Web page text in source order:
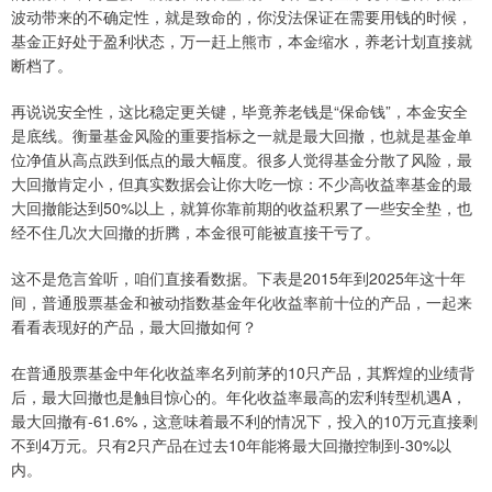
波动带来的不确定性，就是致命的，你没法保证在需要用钱的时候，
基金正好处于盈利状态，万一赶上熊市，本金缩水，养老计划直接就
断档了。
再说说安全性，这比稳定更关键，毕竟养老钱是“保命钱”，本金安全
是底线。衡量基金风险的重要指标之一就是最大回撤，也就是基金单
位净值从高点跌到低点的最大幅度。很多人觉得基金分散了风险，最
大回撤肯定小，但真实数据会让你大吃一惊：不少高收益率基金的最
大回撤能达到50%以上，就算你靠前期的收益积累了一些安全垫，也
经不住几次大回撤的折腾，本金很可能被直接干亏了。
这不是危言耸听，咱们直接看数据。下表是2015年到2025年这十年
间，普通股票基金和被动指数基金年化收益率前十位的产品，一起来
看看表现好的产品，最大回撤如何？
在普通股票基金中年化收益率名列前茅的10只产品，其辉煌的业绩背
后，最大回撤也是触目惊心的。年化收益率最高的宏利转型机遇A，
最大回撤有-61.6%，这意味着最不利的情况下，投入的10万元直接剩
不到4万元。只有2只产品在过去10年能将最大回撤控制到-30%以
内。